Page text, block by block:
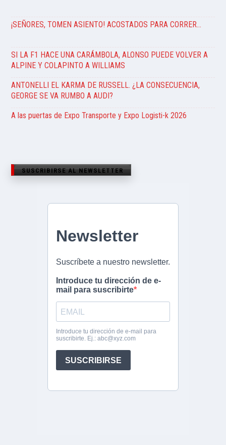
¡SEÑORES, TOMEN ASIENTO! ACOSTADOS PARA CORRER…
SI LA F1 HACE UNA CARÁMBOLA, ALONSO PUEDE VOLVER A
ALPINE Y COLAPINTO A WILLIAMS
ANTONELLI EL KARMA DE RUSSELL. ¿LA CONSECUENCIA,
GEORGE SE VA RUMBO A AUDI?
A las puertas de Expo Transporte y Expo Logisti-k 2026
SUSCRIBIRSE AL NEWSLETTER